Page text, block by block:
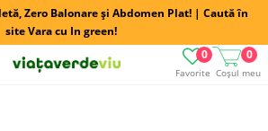
Zero Balonare și Abdomen Plat! | Caută în
site Vara cu In green!
Favorite
0
Coșul meu
0